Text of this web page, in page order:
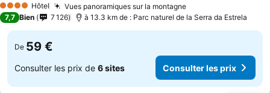
4 Étoiles Hôtel Vues panoramiques sur la montagneConsulter les prix
7,7 Bien 7 126 à 13.3 km de : Parc naturel de la Serra da Estrela
De 59 €
Consulter les prix de 6 sites Consulter les prix